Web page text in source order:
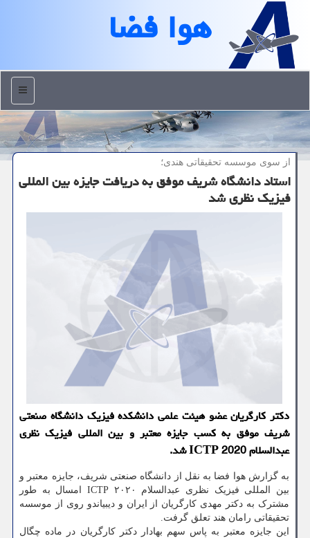
هوا فضا
منو
از سوی موسسه تحقیقاتی هندی؛
استاد دانشگاه شریف موفق به دریافت جایزه بین المللی
فیزیك نظری شد
دكتر كارگریان عضو هیئت علمی دانشكده فیزیك دانشگاه صنعتی
شریف موفق به كسب جایزه معتبر و بین المللی فیزیك نظری
عبدالسلام 2020 ICTP شد.
به گزارش هوا فضا به نقل از دانشگاه صنعتی شریف، جایزه معتبر و
بین المللی فیزیک نظری عبدالسلام ۲۰۲۰ ICTP امسال به طور
مشترک به دکتر مهدی کارگریان از ایران و دیبیاندو روی از موسسه
تحقیقاتی رامان هند تعلق گرفت.
این جایزه معتبر به پاس سهم بهادار دکتر کارگریان در ماده چگال